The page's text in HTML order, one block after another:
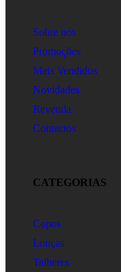
Sobre nós
Promoções
Mais Vendidos
Novidades
Revenda
Contactos
CATEGORIAS
Copos
Louças
Talheres